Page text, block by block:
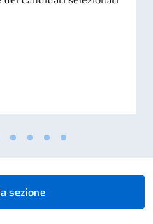
DAL GOVERNO ITALIANO IN
sezione